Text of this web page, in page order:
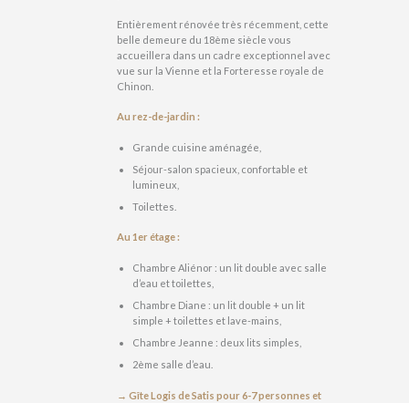
Entièrement rénovée très récemment, cette
belle demeure du 18ème siècle vous
accueillera dans un cadre exceptionnel avec
vue sur la Vienne et la Forteresse royale de
Chinon.
Au rez-de-jardin :
Grande cuisine aménagée,
Séjour-salon spacieux, confortable et
lumineux,
Toilettes.
Au 1er étage :
Chambre Aliénor : un lit double avec salle
d’eau et toilettes,
Chambre Diane : un lit double + un lit
simple + toilettes et lave-mains,
Chambre Jeanne : deux lits simples,
2ème salle d’eau.
→ Gîte Logis de Satis pour 6-7 personnes et